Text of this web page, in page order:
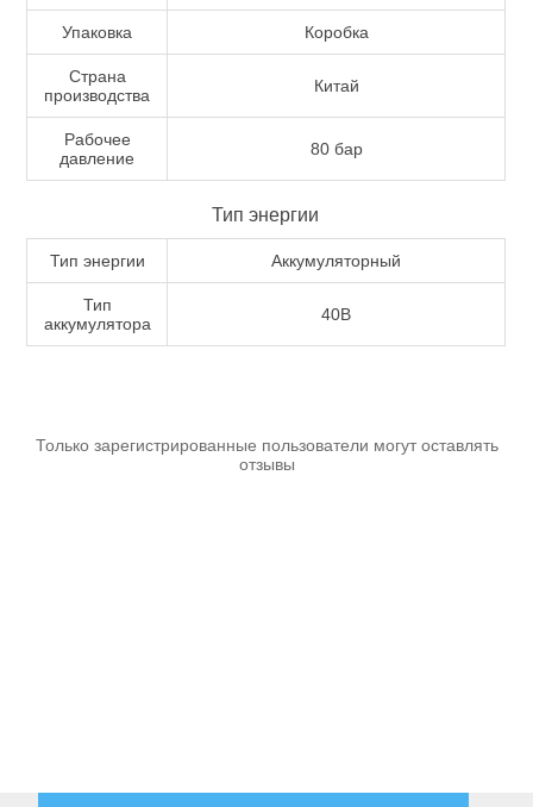
Упаковка Коробка
Страна
производства
Китай
Рабочее
давление
80 бар
Тип энергии
Тип энергии Аккумуляторный
Тип
аккумулятора
40В
Только зарегистрированные пользователи могут оставлять
отзывы